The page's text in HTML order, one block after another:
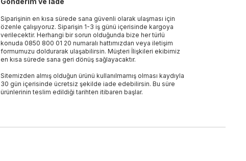
Siparişinin en kısa sürede sana güvenli olarak ulaşması için
özenle çalışıyoruz. Siparişin 1-3 iş günü içerisinde kargoya
verilecektir. Herhangi bir sorun olduğunda bize her türlü
konuda 0850 800 01 20 numaralı hattımızdan veya iletişim
formumuzu doldurarak ulaşabilirsin. Müşteri İlişkileri ekibimiz
en kısa sürede sana geri dönüş sağlayacaktır.
Sitemizden almış olduğun ürünü kullanılmamış olması kaydıyla
30 gün içerisinde ücretsiz şekilde iade edebilirsin. Bu süre
ürünlerinin teslim edildiği tarihten itibaren başlar.